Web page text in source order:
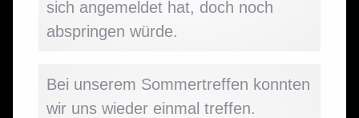
sich angemeldet hat, doch noch
abspringen würde.
Bei unserem Sommertreffen konnten
wir uns wieder einmal treffen.